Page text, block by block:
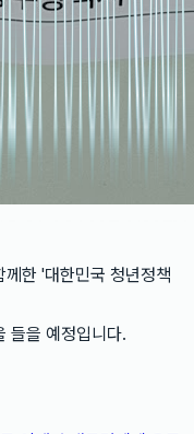
한 '대한민국 청년정책
들을 예정입니다.